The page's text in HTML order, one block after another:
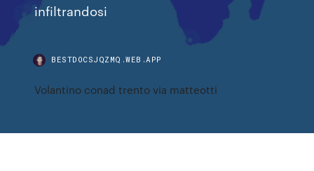
infiltrandosi
BESTDOCSJQZMQ.WEB.APP
Volantino conad trento via matteotti